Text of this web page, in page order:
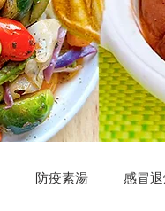
防疫素湯 感冒